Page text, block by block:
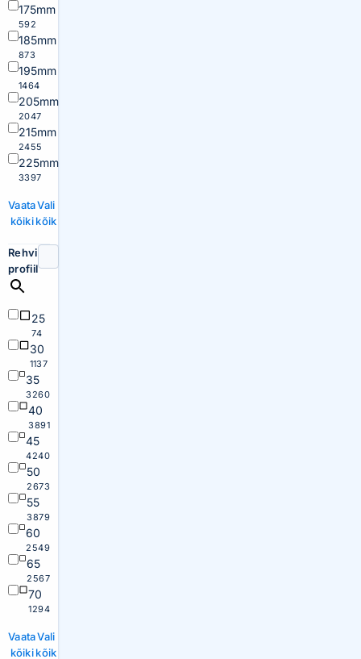
175mm
592
185mm
873
195mm
1464
205mm
2047
215mm
2455
225mm
3397
Vaata
kõiki
Vali
kõik
Rehvi
profiil
25
74
30
1137
35
3260
40
3891
45
4240
50
2673
55
3879
60
2549
65
2567
70
1294
Vaata
kõiki
Vali
kõik